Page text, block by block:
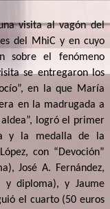
visita al vagón del
del MhiC y en cuyo
sobre el fenómeno
se entregaron los
en la que María
en la madrugada a
aldea”, logró el primer
y la medalla de la
con “Devoción”
José A. Fernández,
y diploma), y Jaume
el cuarto (50 euros